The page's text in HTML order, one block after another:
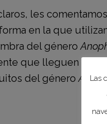
les
en la que
del género
que lleguen a
del género
Las